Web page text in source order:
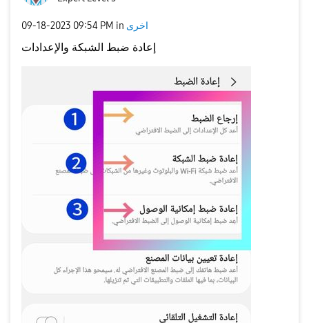
‎09-18-2023 09:54 PM in اخرى
إعادة ضبط الشبكة والإعدادات